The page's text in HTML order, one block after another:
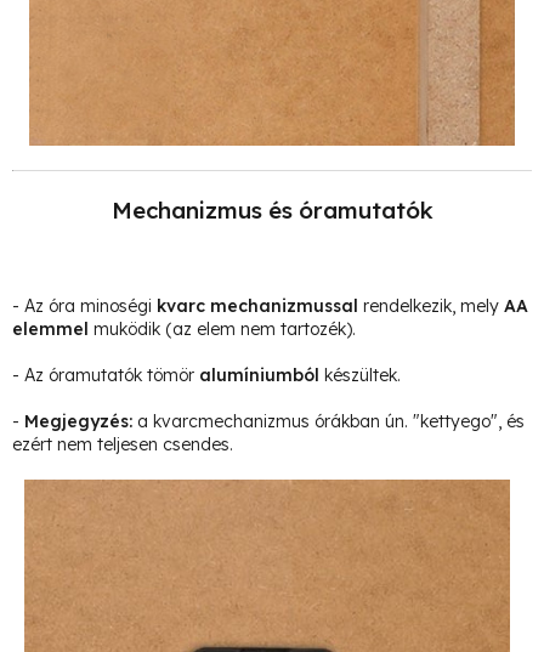
Mechanizmus és óramutatók
- Az óra minoségi kvarc mechanizmussal rendelkezik, mely AA
elemmel muködik (az elem nem tartozék).
- Az óramutatók tömör alumíniumból készültek.
- Megjegyzés: a kvarcmechanizmus órákban ún. "kettyego", és
ezért nem teljesen csendes.